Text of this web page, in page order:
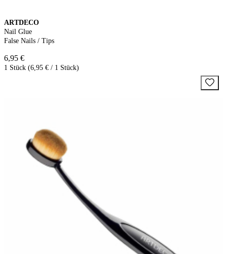
ARTDECO
Nail Glue
False Nails / Tips
6,95 €
1 Stück (6,95 € / 1 Stück)